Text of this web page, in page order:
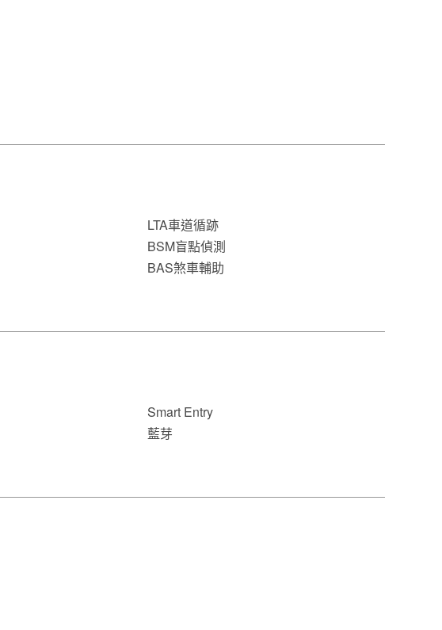
LTA車道循跡
BSM盲點偵測
BAS煞車輔助
Smart Entry
藍芽